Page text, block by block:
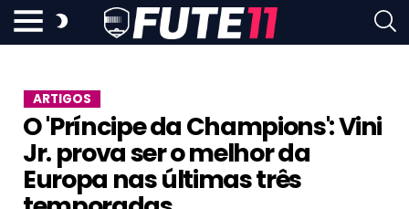
ARTIGOS
O 'Príncipe da Champions': Vini
Jr. prova ser o melhor da
Europa nas últimas três